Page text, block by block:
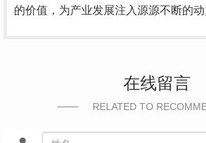
的价值，为产业发展注入源源不断的动
在线留言
RELATED TO